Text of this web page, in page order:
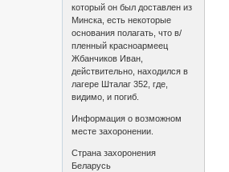
который он был доставлен из
Минска, есть некоторые
основания полагать, что в/
пленный красноармеец
Жбанчиков Иван,
действительно, находился в
лагере Шталаг 352, где,
видимо, и погиб.
Информация о возможном
месте захоронении.
Страна захоронения
Беларусь